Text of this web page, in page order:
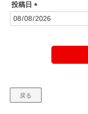
投稿日
(
必
戻る